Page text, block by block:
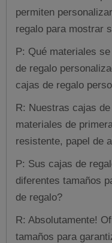
permiten
regalo para mostrar
P: Qué materiales
de regalo
cajas de regalo
R: Nuestras cajas
materiales de
resistente, papel de
P: Sus cajas de
diferentes tamaños
de regalo?
R: Absolutamente!
tamaños para